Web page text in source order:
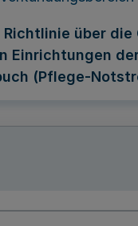
über
Einrichtungen
(Pflege-